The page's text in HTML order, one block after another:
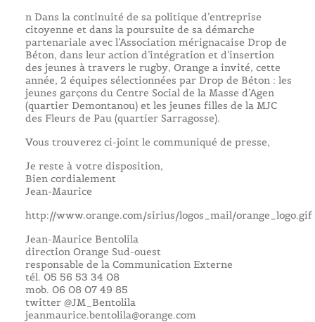
n Dans la continuité de sa politique d’entreprise
citoyenne et dans la poursuite de sa démarche
partenariale avec l’Association mérignacaise Drop de
Béton, dans leur action d’intégration et d’insertion
des jeunes à travers le rugby, Orange a invité, cette
année, 2 équipes sélectionnées par Drop de Béton : les
jeunes garçons du Centre Social de la Masse d’Agen
(quartier Demontanou) et les jeunes filles de la MJC
des Fleurs de Pau (quartier Sarragosse).
Vous trouverez ci-joint le communiqué de presse,
Je reste à votre disposition,
Bien cordialement
Jean-Maurice
http://www.orange.com/sirius/logos_mail/orange_logo.gif
Jean-Maurice Bentolila
direction Orange Sud-ouest
responsable de la Communication Externe
tél. 05 56 53 34 08
mob. 06 08 07 49 85
twitter @JM_Bentolila
jeanmaurice.bentolila@orange.com